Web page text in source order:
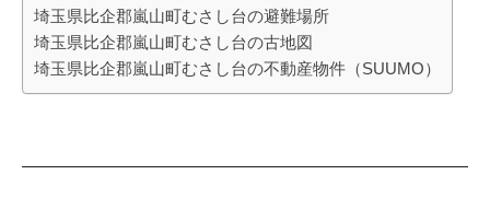
埼玉県比企郡嵐山町むさし台の避難場所
埼玉県比企郡嵐山町むさし台の古地図
埼玉県比企郡嵐山町むさし台の不動産物件（SUUMO）